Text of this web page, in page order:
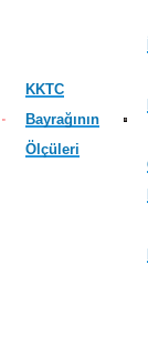
KKTC
Bayrağının
Ölçüleri